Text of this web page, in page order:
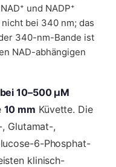
und NADP⁺
bei 340 nm; das
340-nm-Bande ist
NAD-abhängigen
10–500 µM
10 mm Küvette. Die
Glutamat-,
6-Phosphat-
klinisch-